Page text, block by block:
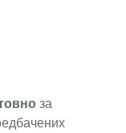
за